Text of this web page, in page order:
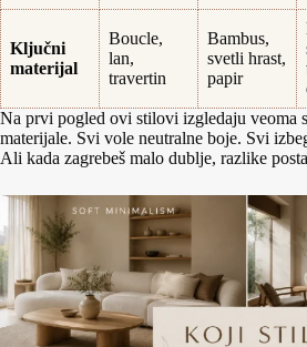
Ključni
materijal
Boucle,
lan,
travertin
Bambus,
svetli hrast,
papir
Na prvi pogled ovi stilovi izgledaju veoma
materijale. Svi vole neutralne boje. Svi
Ali kada zagrebeš malo dublje, razlike